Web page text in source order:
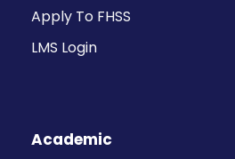
Apply To FHSS
LMS Login
Academic